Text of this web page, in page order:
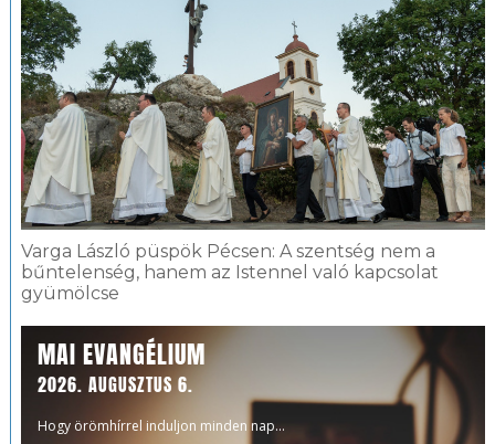
Varga László püspök Pécsen: A szentség nem a
bűntelenség, hanem az Istennel való kapcsolat
gyümölcse
MAI EVANGÉLIUM
2026. AUGUSZTUS 6.
Hogy örömhírrel induljon minden nap...